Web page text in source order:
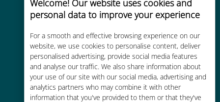
Welcome! Our website uses cookies and
personal data to improve your experience
For a smooth and effective browsing experience on our
website, we use cookies to personalise content, deliver
personalised advertising, provide social media features
and analyse our traffic. We also share information about
your use of our site with our social media, advertising and
analytics partners who may combine it with other
information that you've provided to them or that they've
Uygun maliyetli
Mevcut operatörünüzle dolaşım
ücretlerinden %90'a kadar daha
ucuz